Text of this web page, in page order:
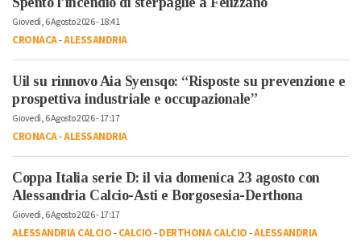
Giovedì, 6 Agosto 2026 - 18:41
CRONACA-ALESSANDRIA
Uil su rinnovo Aia Syensqo: “Risposte su prevenzione e
prospettiva industriale e occupazionale”
Giovedì, 6 Agosto 2026 - 17:17
CRONACA-ALESSANDRIA
Coppa Italia serie D: il via domenica 23 agosto con
Alessandria Calcio-Asti e Borgosesia-Derthona
Giovedì, 6 Agosto 2026 - 17:17
ALESSANDRIA CALCIO-CALCIO-DERTHONA CALCIO-ALESSANDRIA